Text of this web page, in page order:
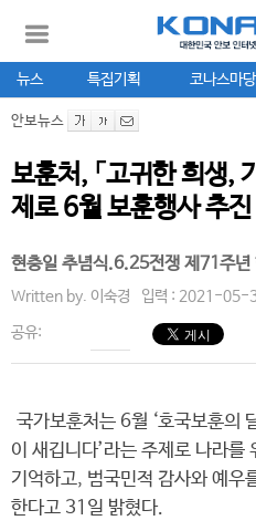
뉴스 특집기획 코나스마당
안보뉴스
보훈처, 「고귀한 희생,
제로 6월 보훈행사 추진
현충일 추념식.6.25전쟁 제71주년
Written by. 이숙경 입력 : 2021-05-
공유:
국가보훈처는 6월 ‘호국보훈의
이 새깁니다’라는 주제로 나라
기억하고, 범국민적 감사와 예우
한다고 31일 밝혔다.